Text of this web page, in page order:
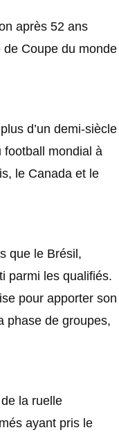
après 52 ans
de Coupe du monde
d’un demi-siècle
football mondial à
le Canada et le
que le Brésil,
parmi les qualifiés.
pour apporter son
phase de groupes,
la ruelle
ayant pris le